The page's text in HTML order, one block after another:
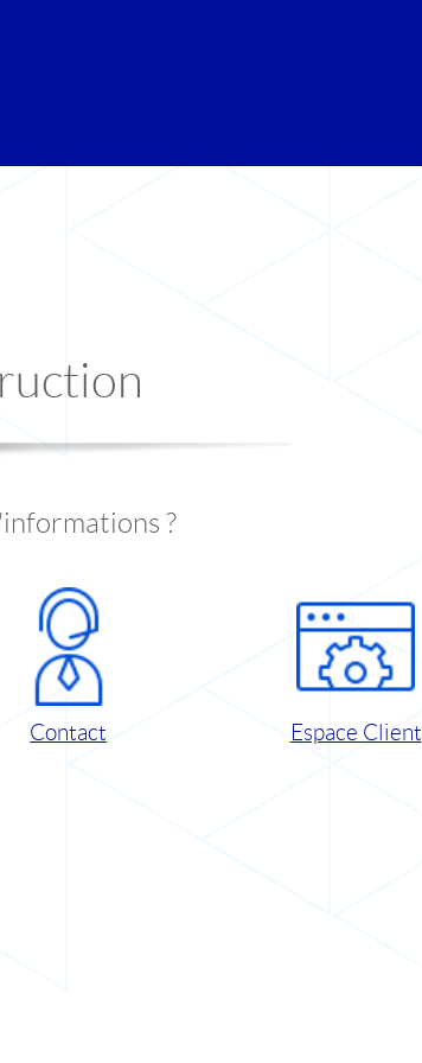
?
Contact Espace Client